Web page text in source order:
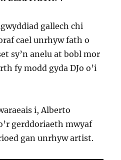
gallech chi
cael unrhyw fath o
sy’n anelu at bobl mor
fy modd gyda DJo o’i
i, Alberto
gerddoriaeth mwyaf
gan unrhyw artist.